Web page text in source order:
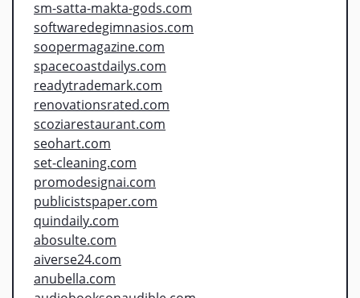
sm-satta-makta-gods.com
softwaredegimnasios.com
soopermagazine.com
spacecoastdailys.com
readytrademark.com
renovationsrated.com
scoziarestaurant.com
seohart.com
set-cleaning.com
promodesignai.com
publicistspaper.com
quindaily.com
abosulte.com
aiverse24.com
anubella.com